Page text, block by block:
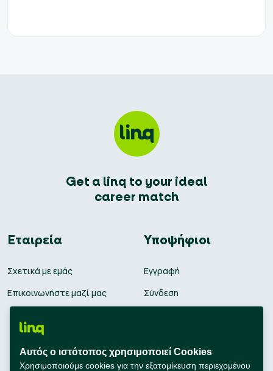
Get a linq to your ideal
career match
Εταιρεία
Σχετικά με εμάς
Επικοινωνήστε μαζί μας
Υποψήφιοι
Εγγραφή
Σύνδεση
Εκπαίδευση
Αυτός ο ιστότοπος χρησιμοποιεί Cookies
Χρησιμοποιούμε cookies για την εξατομίκευση περιεχομένου